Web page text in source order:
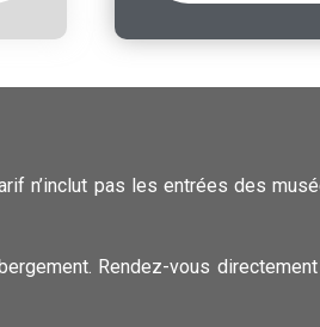
n’inclut pas les entrées des
Rendez-vous